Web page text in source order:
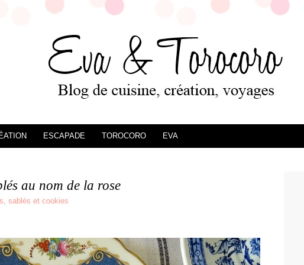
ESCAPADE TOROCORO EVA
au nom de la rose
sablés et cookies